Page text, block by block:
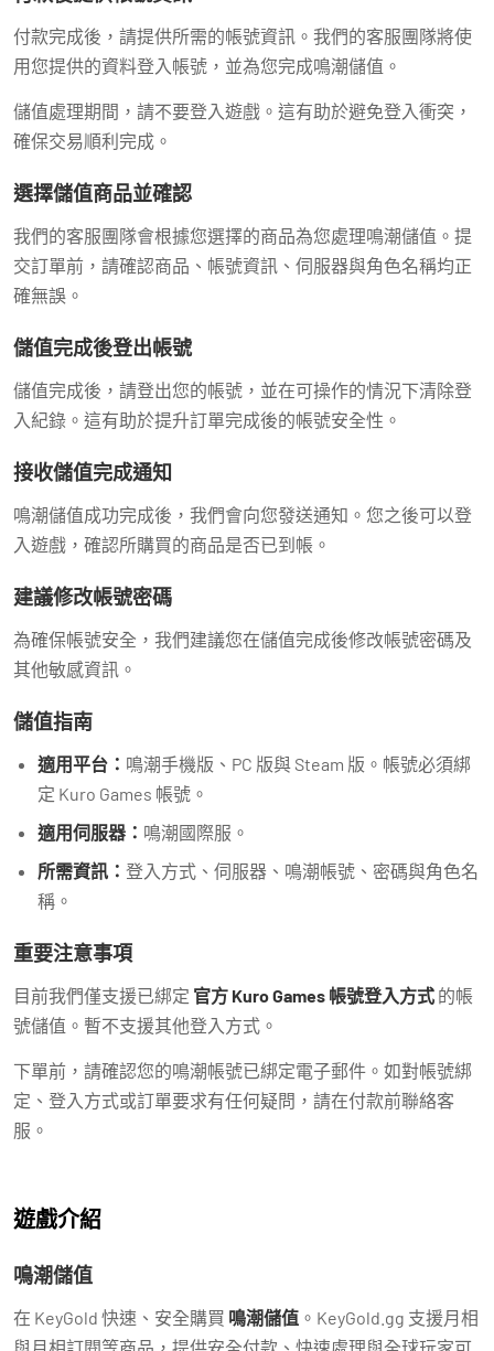
付款完成後，請提供所需的帳號資訊。我們的客服團隊將使
用您提供的資料登入帳號，並為您完成鳴潮儲值。
儲值處理期間，請不要登入遊戲。這有助於避免登入衝突，
確保交易順利完成。
選擇儲值商品並確認
我們的客服團隊會根據您選擇的商品為您處理鳴潮儲值。提
交訂單前，請確認商品、帳號資訊、伺服器與角色名稱均正
確無誤。
儲值完成後登出帳號
儲值完成後，請登出您的帳號，並在可操作的情況下清除登
入紀錄。這有助於提升訂單完成後的帳號安全性。
接收儲值完成通知
鳴潮儲值成功完成後，我們會向您發送通知。您之後可以登
入遊戲，確認所購買的商品是否已到帳。
建議修改帳號密碼
為確保帳號安全，我們建議您在儲值完成後修改帳號密碼及
其他敏感資訊。
儲值指南
適用平台： 鳴潮手機版、PC 版與 Steam 版。帳號必須綁
定 Kuro Games 帳號。
適用伺服器： 鳴潮國際服。
所需資訊： 登入方式、伺服器、鳴潮帳號、密碼與角色名
稱。
重要注意事項
目前我們僅支援已綁定 官方 Kuro Games 帳號登入方式 的帳
號儲值。暫不支援其他登入方式。
下單前，請確認您的鳴潮帳號已綁定電子郵件。如對帳號綁
定、登入方式或訂單要求有任何疑問，請在付款前聯絡客
服。
遊戲介紹
鳴潮儲值
在 KeyGold 快速、安全購買 鳴潮儲值 。KeyGold.gg 支援月相